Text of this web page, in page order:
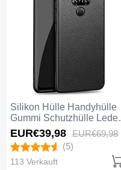
Silikon Hülle Handyhülle
Gummi Schutzhülle Leder
Tasche H06 für Huawei
Mate 20 Schwarz
EUR€39,98 EUR€69,98
(5)
113 Verkauft